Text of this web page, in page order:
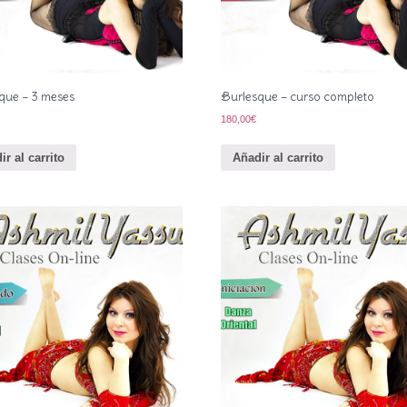
– 3 meses
al carrito
Burlesque – curso completo
180,00€
Añadir al carrito